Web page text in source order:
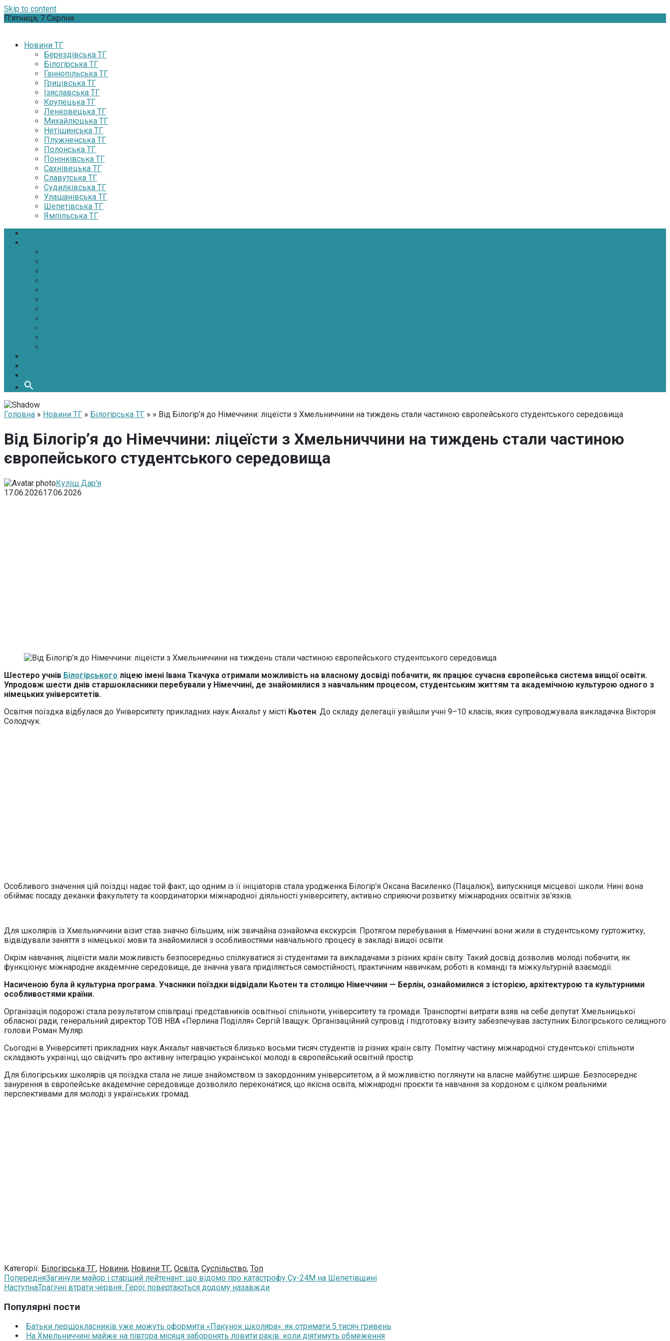
Skip to content
П’ятниця, 7 Серпня
Новини ТГ
Берездівська ТГ
Білогірська ТГ
Ганнопільська ТГ
Грицівська ТГ
Ізяславська ТГ
Крупецька ТГ
Ленковецька ТГ
Михайлюцька ТГ
Нетішинська ТГ
Плужненська ТГ
Полонська ТГ
Понінківська ТГ
Сахнівецька ТГ
Славутська ТГ
Судилківська ТГ
Улашанівська ТГ
Шепетівська ТГ
Ямпільська ТГ
Головна » Новини ТГ » Білогірська ТГ » » Від Білогір’я до Німеччини: ліцеїсти з Хмельниччини на тиждень стали частиною європейського студентського середовища
Від Білогір’я до Німеччини: ліцеїсти з Хмельниччини на тиждень стали частиною
європейського студентського середовища
Куліш Дар'я
17.06.202617.06.2026
Шестеро учнів Білогірського ліцею імені Івана Ткачука отримали можливість на власному досвіді побачити, як працює сучасна європейська система вищої освіти.
Упродовж шести днів старшокласники перебували у Німеччині, де знайомилися з навчальним процесом, студентським життям та академічною культурою одного з
німецьких університетів.
Освітня поїздка відбулася до Університету прикладних наук Анхальт у місті Кьотен. До складу делегації увійшли учні 9–10 класів, яких супроводжувала викладачка Вікторія
Солодчук.
Особливого значення цій поїздці надає той факт, що одним із її ініціаторів стала уродженка Білогір’я Оксана Василенко (Пацалюк), випускниця місцевої школи. Нині вона
обіймає посаду деканки факультету та координаторки міжнародної діяльності університету, активно сприяючи розвитку міжнародних освітніх зв’язків.
Для школярів із Хмельниччини візит став значно більшим, ніж звичайна ознайомча екскурсія. Протягом перебування в Німеччині вони жили в студентському гуртожитку,
відвідували заняття з німецької мови та знайомилися з особливостями навчального процесу в закладі вищої освіти.
Окрім навчання, ліцеїсти мали можливість безпосередньо спілкуватися зі студентами та викладачами з різних країн світу. Такий досвід дозволив молоді побачити, як
функціонує міжнародне академічне середовище, де значна увага приділяється самостійності, практичним навичкам, роботі в команді та міжкультурній взаємодії.
Насиченою була й культурна програма. Учасники поїздки відвідали Кьотен та столицю Німеччини — Берлін, ознайомилися з історією, архітектурою та культурними
особливостями країни.
Організація подорожі стала результатом співпраці представників освітньої спільноти, університету та громади. Транспортні витрати взяв на себе депутат Хмельницької
обласної ради, генеральний директор ТОВ НВА «Перлина Поділля» Сергій Іващук. Організаційний супровід і підготовку візиту забезпечував заступник Білогірського селищного
голови Роман Муляр.
Сьогодні в Університеті прикладних наук Анхальт навчається близько восьми тисяч студентів із різних країн світу. Помітну частину міжнародної студентської спільноти
складають українці, що свідчить про активну інтеграцію української молоді в європейський освітній простір.
Для білогірських школярів ця поїздка стала не лише знайомством із закордонним університетом, а й можливістю поглянути на власне майбутнє ширше. Безпосереднє
занурення в європейське академічне середовище дозволило переконатися, що якісна освіта, міжнародні проєкти та навчання за кордоном є цілком реальними
перспективами для молоді з українських громад.
Категорії: Білогірська ТГ, Новини, Новини ТГ, Освіта, Суспільство, Топ
ПопередняЗагинули майор і старший лейтенант: що відомо про катастрофу Су-24М на Шепетівщині
НаступнаТрагічні втрати червня: Герої повертаються додому назавжди
Популярні пости
Батьки першокласників уже можуть оформити «Пакунок школяра»: як отримати 5 тисяч гривень
На Хмельниччині майже на півтора місяця заборонять ловити раків: коли діятимуть обмеження